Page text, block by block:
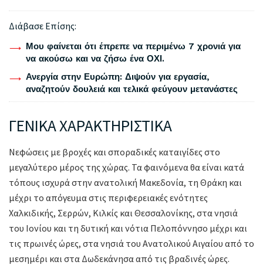
Διάβασε Επίσης:
Μου φαίνεται ότι έπρεπε να περιμένω 7 χρονιά για
να ακούσω και να ζήσω ένα ΟΧΙ.
Ανεργία στην Ευρώπη: Διψούν για εργασία,
αναζητούν δουλειά και τελικά φεύγουν μετανάστες
ΓΕΝΙΚΑ ΧΑΡΑΚΤΗΡΙΣΤΙΚΑ
Νεφώσεις με βροχές και σποραδικές καταιγίδες στο
μεγαλύτερο μέρος της χώρας. Τα φαινόμενα θα είναι κατά
τόπους ισχυρά στην ανατολική Μακεδονία, τη Θράκη και
μέχρι το απόγευμα στις περιφερειακές ενότητες
Χαλκιδικής, Σερρών, Κιλκίς και Θεσσαλονίκης, στα νησιά
του Ιονίου και τη δυτική και νότια Πελοπόννησο μέχρι και
τις πρωινές ώρες, στα νησιά του Ανατολικού Αιγαίου από το
μεσημέρι και στα Δωδεκάνησα από τις βραδινές ώρες.